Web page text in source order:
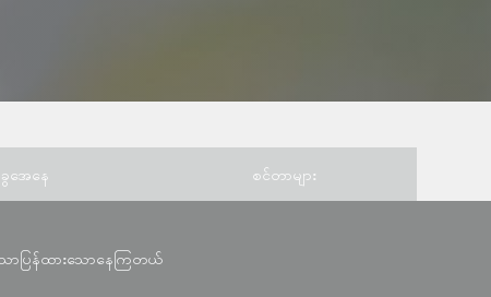
အေနေ စင်တာများ
ပြန်ထားသောနေကြတယ်